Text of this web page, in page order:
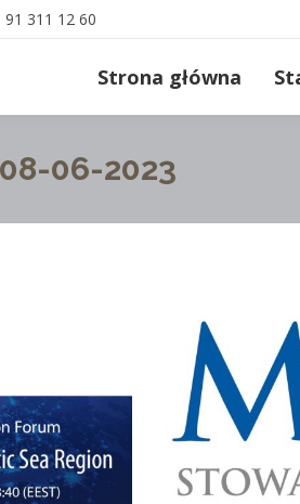
91 311 12 60
Strona główna
08-06-2023